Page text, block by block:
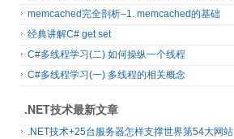
memcached完全剖析–1. memcached的基础
经典讲解C# get set
C#多线程学习(二) 如何操纵一个线程
C#多线程学习(一) 多线程的相关概念
.NET技术最新文章
.NET技术+25台服务器怎样支撑世界第54大网站